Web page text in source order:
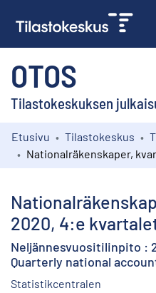
OTOS
Tilastokeskuksen
Kokoelmat
Etusivu Tilastokeskus
2020, 4:e
Neljännesvuositilinpito :
Quarterly national
Statistikcentralen